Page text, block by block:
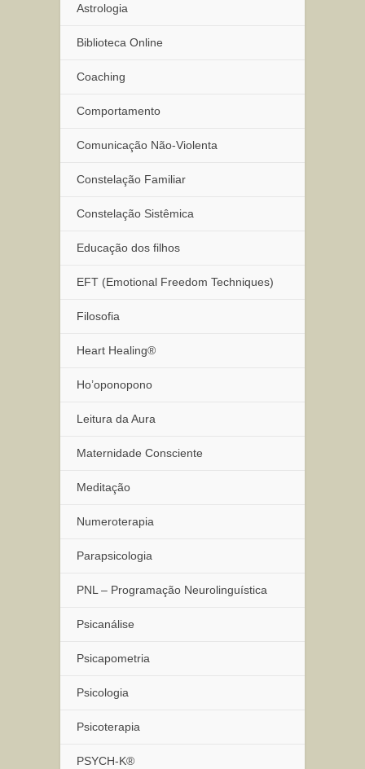
Astrologia
Biblioteca Online
Coaching
Comportamento
Comunicação Não-Violenta
Constelação Familiar
Constelação Sistêmica
Educação dos filhos
EFT (Emotional Freedom Techniques)
Filosofia
Heart Healing®
Ho’oponopono
Leitura da Aura
Maternidade Consciente
Meditação
Numeroterapia
Parapsicologia
PNL – Programação Neurolinguística
Psicanálise
Psicapometria
Psicologia
Psicoterapia
PSYCH-K®